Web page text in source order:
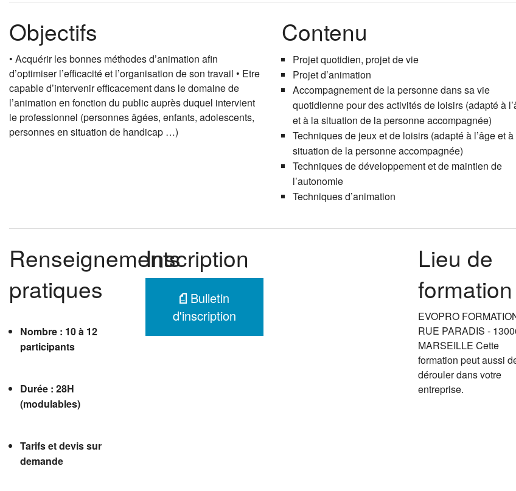
Objectifs
• Acquérir les bonnes méthodes d’animation afin
d’optimiser l’efficacité et l’organisation de son travail • Etre
capable d’intervenir efficacement dans le domaine de
l’animation en fonction du public auprès duquel intervient
le professionnel (personnes âgées, enfants, adolescents,
personnes en situation de handicap …)
Contenu
Projet quotidien, projet de vie
Projet d’animation
Accompagnement de la personne dans sa vie
quotidienne pour des activités de loisirs (adapté à
et à la situation de la personne accompagnée)
Techniques de jeux et de loisirs (adapté à l’âge et
situation de la personne accompagnée)
Techniques de développement et de maintien de
l’autonomie
Techniques d’animation
Renseignements
pratiques
Nombre : 10 à 12
participants
Durée : 28H
(modulables)
Tarifs et devis sur
demande
Inscription
Bulletin
d'inscription
Lieu de
formation
EVOPRO
RUE PARADIS -
MARSEILLE Cette
formation peut aussi
dérouler dans votre
entreprise.